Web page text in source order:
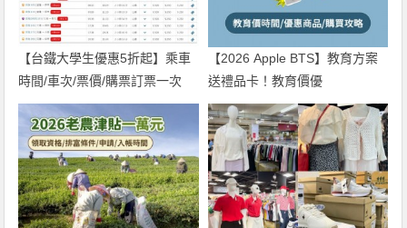
【台鐵大學生優惠5折起】乘車
時間/車次/票價/購票訂票一次
看！
【2026 Apple BTS】教育方案
送禮品卡！教育價優
惠/UNiDAYS驗證及購買攻略